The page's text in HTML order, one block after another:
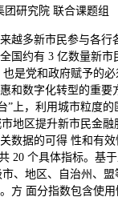
研究院 联合课题组
越多新市民参与各行
国约有 3 亿数量新
是党和政府赋予的
和数字化转型的重要
上，利用城市粒度
地区提升新市民金
数据的可得 性和有
20 个具体指标。基
、地区、自治州、
方 面分指数包含使